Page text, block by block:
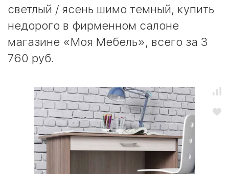
светлый / ясень шимо темный, купить
недорого в фирменном салоне
магазине «Моя Мебель», всего за 3
760 руб.